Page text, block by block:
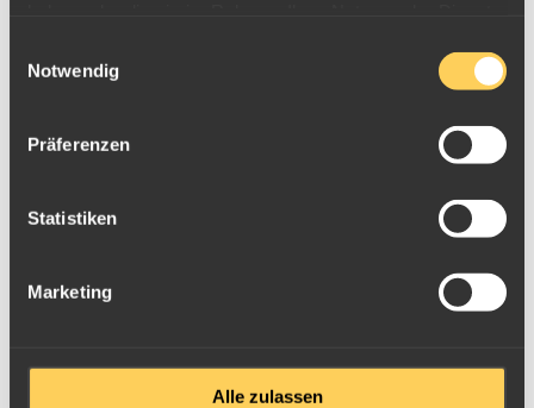
Notwendig
Präferenzen
Statistiken
Marketing
Alle zulassen
Höhlenbär